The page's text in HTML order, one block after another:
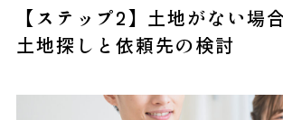
【ステップ2】土地がない場
土地探しと依頼先の検討